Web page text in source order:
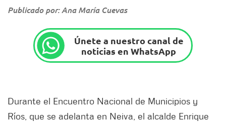
Publicado por: Ana María Cuevas
Únete a nuestro canal de
noticias en WhatsApp
Durante el Encuentro Nacional de Municipios y
Ríos, que se adelanta en Neiva, el alcalde Enrique